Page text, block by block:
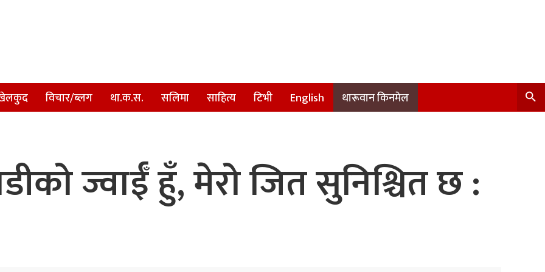
विचार/ब्लग था.क.स. सलिमा साहित्य टिभी English थारूवान किनमेल
ज्वाईँ हुँ, मेरो जित सुनिश्चित छ :